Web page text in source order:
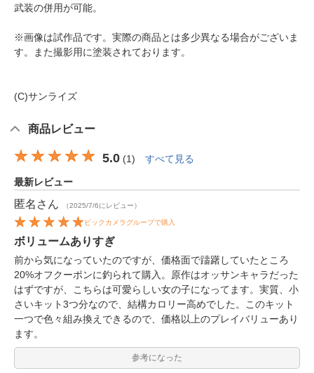
武装の併用が可能。
※画像は試作品です。実際の商品とは多少異なる場合がございま
す。また撮影用に塗装されております。
(C)サンライズ
商品レビュー
5.0 (1) すべて見る
最新レビュー
匿名 さん （2025/7/6にレビュー）
ビックカメラグループで購入
ボリュームありすぎ
前から気になっていたのですが、価格面で躊躇していたところ
20%オフクーポンに釣られて購入。原作はオッサンキャラだった
はずですが、こちらは可愛らしい女の子になってます。実質、小
さいキット3つ分なので、結構カロリー高めでした。このキット
一つで色々組み換えできるので、価格以上のプレイバリューあり
ます。
参考になった